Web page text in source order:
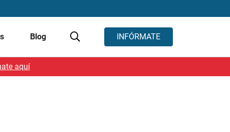
Blog INFÓRMATE
aquí